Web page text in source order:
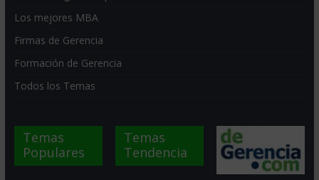
Los mejores MBA
Firmas de Gerencia
Formación de Gerencia
Todos los Temas
Temas
Populares
Temas
Tendencia